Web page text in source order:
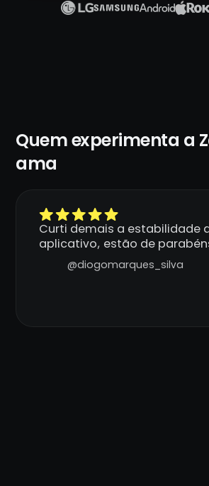
Quem experimenta a
ama
Curti demais a estabilidade
aplicativo, estão de
@diogomarques_silva